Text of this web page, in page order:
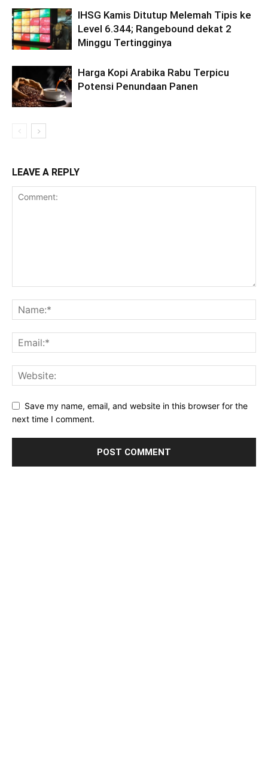
IHSG Kamis Ditutup Melemah Tipis ke
Level 6.344; Rangebound dekat 2
Minggu Tertingginya
Harga Kopi Arabika Rabu Terpicu
Potensi Penundaan Panen
LEAVE A REPLY
Save my name, email, and website in this browser for the
next time I comment.